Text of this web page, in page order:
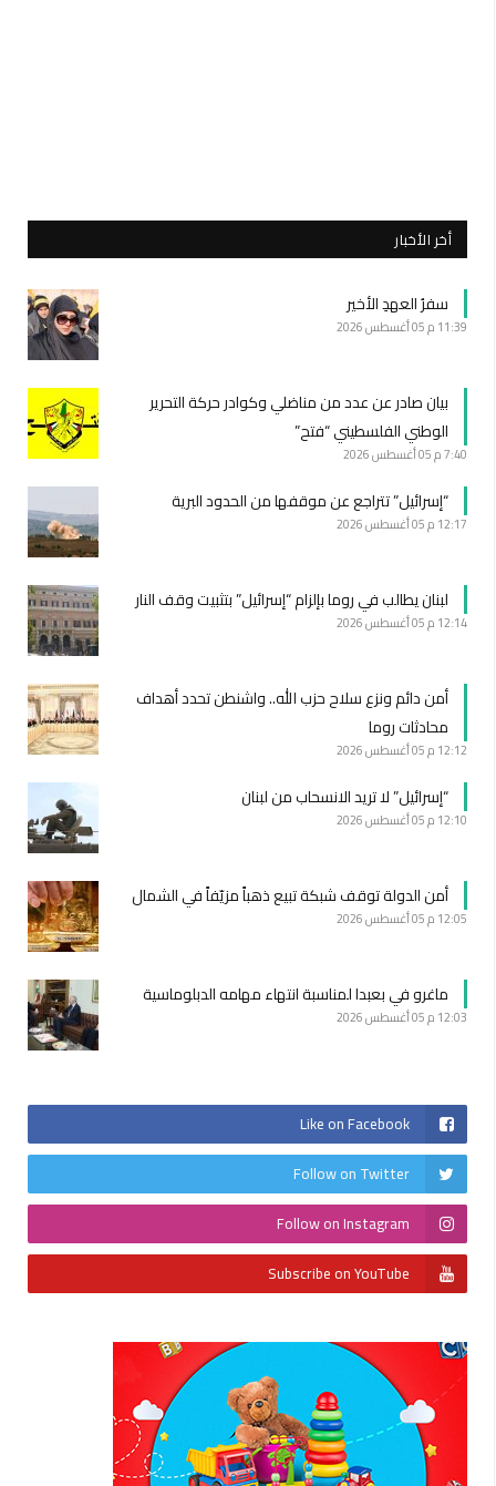
أخر الأخبار
سفرُ العهدِ الأخير
11:39 م 05 أغسطس 2026
بيان صادر عن عدد من مناضلي وكوادر حركة التحرير
الوطني الفلسطيني “فتح”
7:40 م 05 أغسطس 2026
“إسرائيل” تتراجع عن موقفها من الحدود البرية
12:17 م 05 أغسطس 2026
لبنان يطالب في روما بإلزام “إسرائيل” بتثبيت وقف النار
12:14 م 05 أغسطس 2026
أمن دائم ونزع سلاح حزب الله.. واشنطن تحدد أهداف
محادثات روما
12:12 م 05 أغسطس 2026
“إسرائيل” لا تريد الانسحاب من لبنان
12:10 م 05 أغسطس 2026
أمن الدولة توقف شبكة تبيع ذهباً مزيّفاً في الشمال
12:05 م 05 أغسطس 2026
ماغرو في بعبدا لمناسبة انتهاء مهامه الدبلوماسية
12:03 م 05 أغسطس 2026
Like on Facebook
Follow on Twitter
Follow on Instagram
Subscribe on YouTube